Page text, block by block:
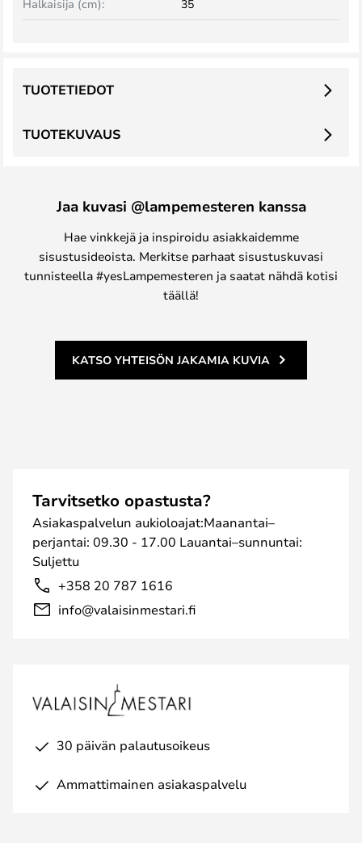
Halkaisija (cm): 35
TUOTEKUVAUS
TUOTETIEDOT
Jaa kuvasi @lampemesteren kanssa
Hae vinkkejä ja inspiroidu asiakkaidemme
sisustusideoista. Merkitse parhaat sisustuskuvasi
tunnisteella #yesLampemesteren ja saatat nähdä kotisi
täällä!
KATSO YHTEISÖN JAKAMIA KUVIA
Tarvitsetko opastusta?
Asiakaspalvelun aukioloajat:Maanantai–
perjantai: 09.30 - 17.00 Lauantai–sunnuntai:
Suljettu
+358 20 787 1616
info@valaisinmestari.fi
30 päivän palautusoikeus
Ammattimainen asiakaspalvelu